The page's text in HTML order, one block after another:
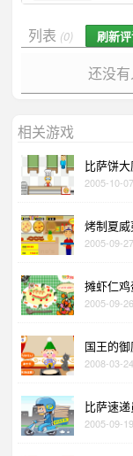
列表 (0) 刷新
还没有
相关游戏
比萨饼
2005-10-07
烤制夏
2005-09-27
摊虾仁
2005-09-26
国王的御
2008-03-24
比萨速递
2005-09-19